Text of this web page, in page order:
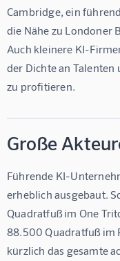
Cambridge, ein
die Nähe zu Londoner
Auch kleinere KI-
der Dichte an Talenten
zu profitieren.
Große
Führende KI-
erheblich ausgebaut.
Quadratfuß im One
88.500 Quadratfuß im
kürzlich das gesamte